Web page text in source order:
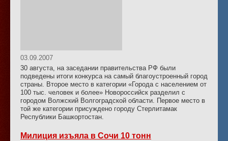
03.09.2007
30 августа, на заседании правительства РФ были
подведены итоги конкурса на самый благоустроенный город
страны. Второе место в категории «Города с населением от
100 тыс. человек и более» Новороссийск разделил с
городом Волжский Волгоградской области. Первое место в
той же категории присуждено городу Стерлитамак
Республики Башкортостан.
Милиция изъяла в Сочи 10 тонн